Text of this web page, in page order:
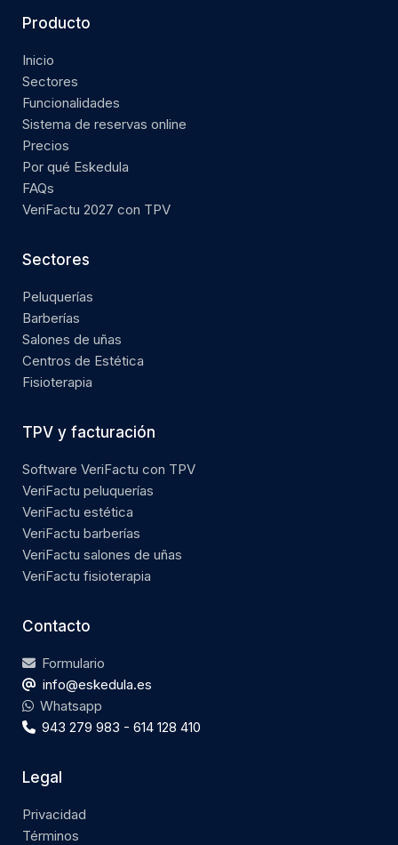
Producto
Inicio
Sectores
Funcionalidades
Sistema de reservas online
Precios
Por qué Eskedula
FAQs
VeriFactu 2027 con TPV
Sectores
Peluquerías
Barberías
Salones de uñas
Centros de Estética
Fisioterapia
TPV y facturación
Software VeriFactu con TPV
VeriFactu peluquerías
VeriFactu estética
VeriFactu barberías
VeriFactu salones de uñas
VeriFactu fisioterapia
Contacto
Formulario
info@eskedula.es
Whatsapp
943 279 983 - 614 128 410
Legal
Privacidad
Términos